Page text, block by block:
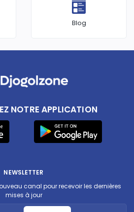
Blog
NOTRE APPLICATION
NEWSLETTER
canal pour recevoir les dernières
mises à jour